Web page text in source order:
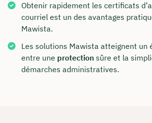
Obtenir rapidement les certificats
courriel est un des avantages
Mawista.
Les solutions Mawista atteignent un
entre une protection sûre et la
démarches administratives.